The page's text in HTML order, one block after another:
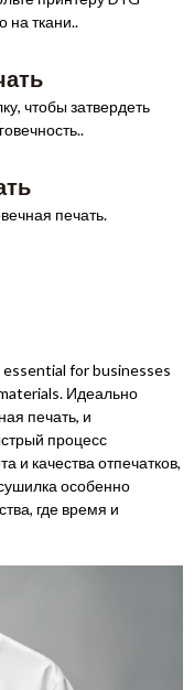
на ткани..
чтобы затвердеть
печать.
for businesses
. Идеально
печать, и
процесс
и качества отпечатков,
особенно
где время и